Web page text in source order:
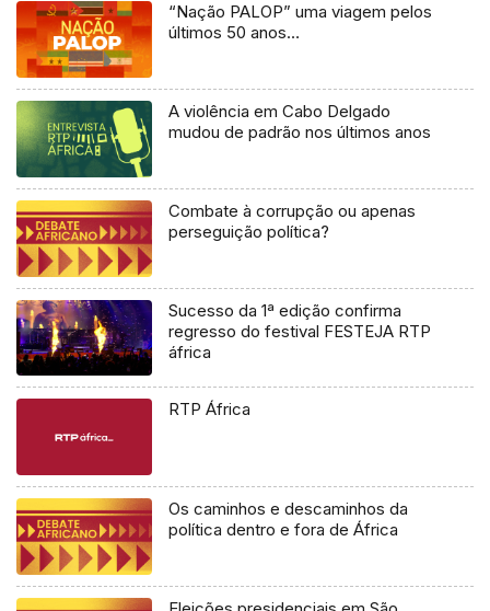
“Nação PALOP” uma viagem pelos
últimos 50 anos…
A violência em Cabo Delgado
mudou de padrão nos últimos anos
Combate à corrupção ou apenas
perseguição política?
Sucesso da 1ª edição confirma
regresso do festival FESTEJA RTP
áfrica
RTP África
Os caminhos e descaminhos da
política dentro e fora de África